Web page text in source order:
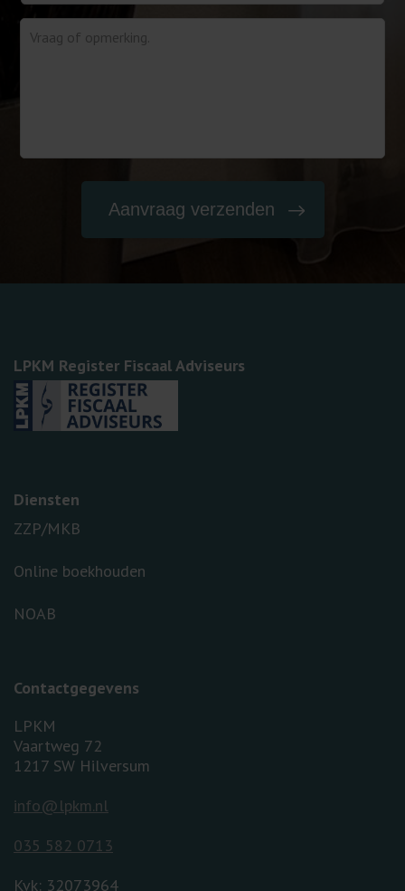
LPKM Register Fiscaal Adviseurs
Diensten
ZZP/MKB
Online boekhouden
NOAB
Contactgegevens
LPKM
Vaartweg 72
1217 SW Hilversum
info@lpkm.nl
035 582 0713
Kvk: 32073964